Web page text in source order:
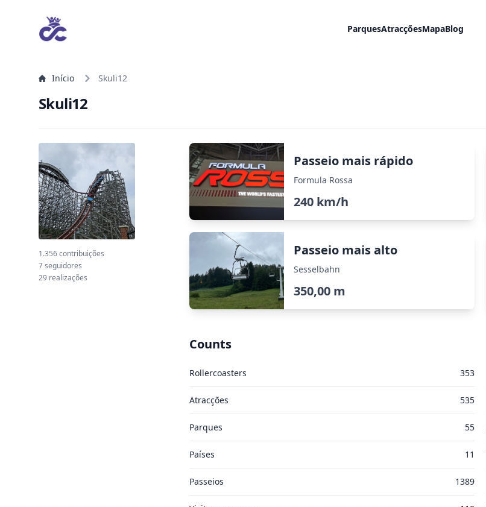
ParquesAtracçõesMapaBlog
Início Skuli12
Skuli12
1.356 contribuições
7 seguidores
29 realizações
Passeio mais rápido
Formula Rossa
240 km/h
Passeio mais alto
Sesselbahn
350,00 m
Counts
Rollercoasters 353
Atracções 535
Parques 55
Países 11
Passeios 1389